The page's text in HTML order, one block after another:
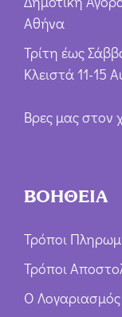
Αθήνα
Τρίτη έως
Κλειστά 11-15
Βρες μας στον
ΒΟΗΘΕΙΑ
Τρόποι
Τρόποι
Ο